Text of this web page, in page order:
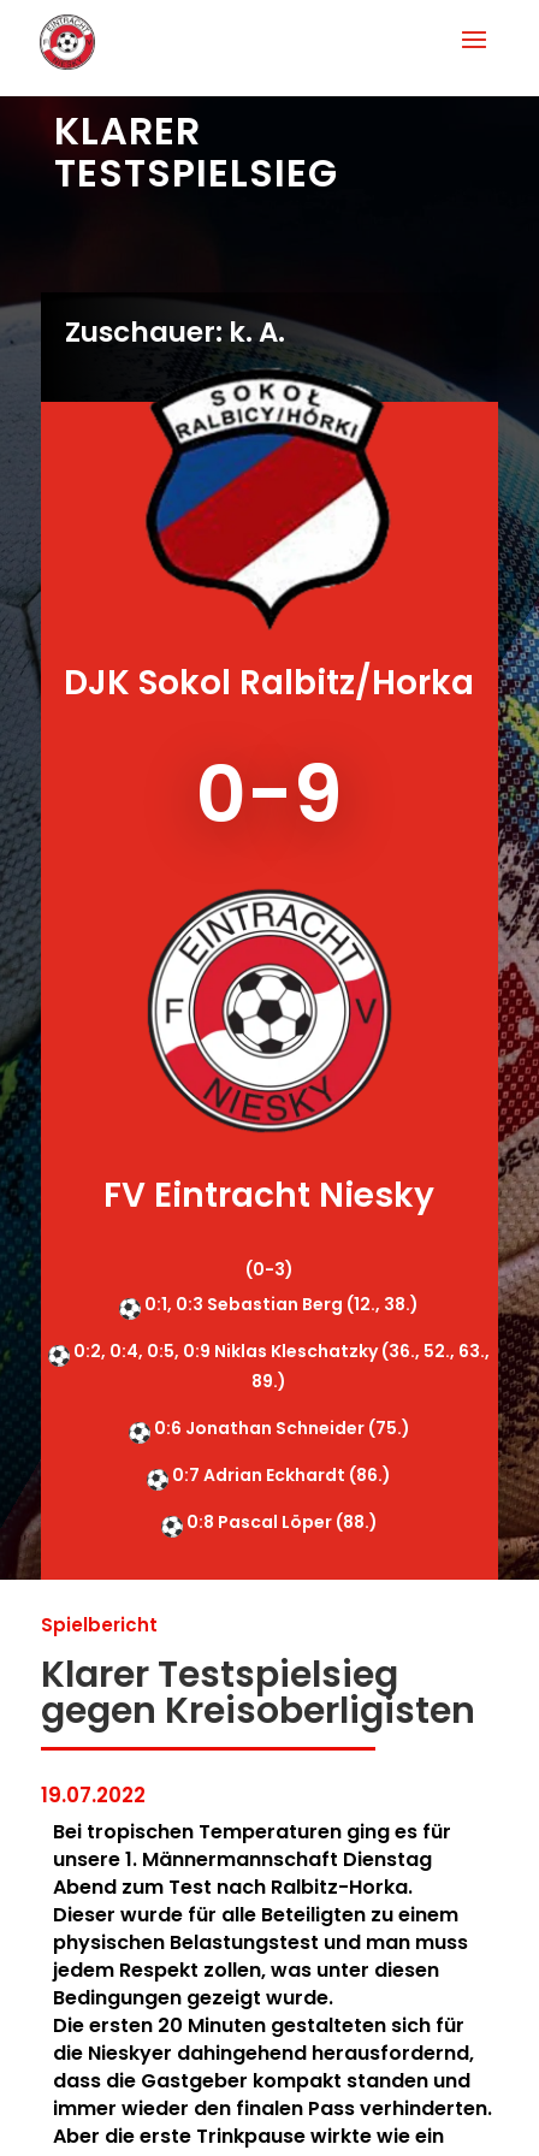
KLARER
TESTSPIELSIEG
Zuschauer: k. A.
DJK Sokol Ralbitz/Horka
0-9
FV Eintracht Niesky
(0-3)
0:1, 0:3 Sebastian Berg (12., 38.)
0:2, 0:4, 0:5, 0:9 Niklas Kleschatzky (36., 52., 63.,
89.)
0:6 Jonathan Schneider (75.)
0:7 Adrian Eckhardt (86.)
0:8 Pascal Löper (88.)
Spielbericht
Klarer Testspielsieg
gegen Kreisoberligisten
19.07.2022
Bei tropischen Temperaturen ging es für
unsere 1. Männermannschaft Dienstag
Abend zum Test nach Ralbitz-Horka.
Dieser wurde für alle Beteiligten zu einem
physischen Belastungstest und man muss
jedem Respekt zollen, was unter diesen
Bedingungen gezeigt wurde.
Die ersten 20 Minuten gestalteten sich für
die Nieskyer dahingehend herausfordernd,
dass die Gastgeber kompakt standen und
immer wieder den finalen Pass verhinderten.
Aber die erste Trinkpause wirkte wie ein